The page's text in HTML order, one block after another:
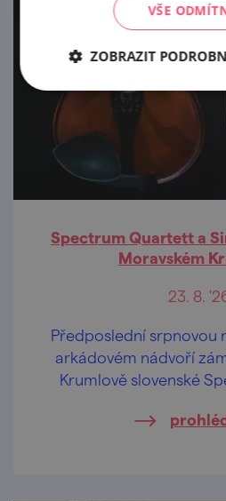
Spectrum Quartett a
Moravském
23. 8.
Předposlední srpnovou
arkádovém nádvoří
Krumlově slovenské
VŠE
ZOBRAZIT